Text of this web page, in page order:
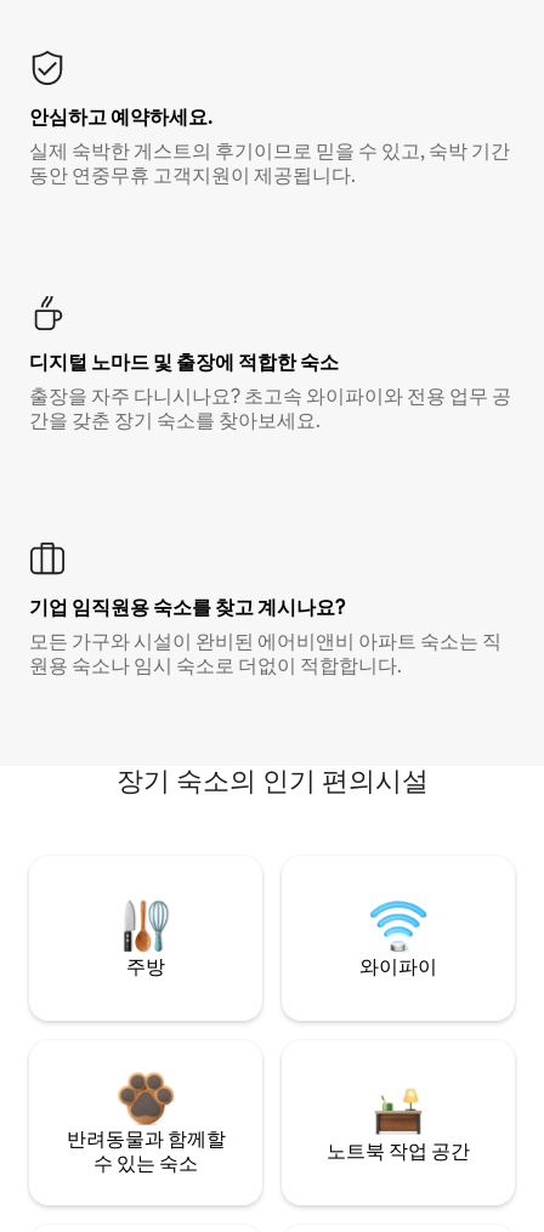
안심하고 예약하세요.
실제 숙박한 게스트의 후기이므로 믿을 수 있고, 숙박 기간
동안 연중무휴 고객지원이 제공됩니다.
디지털 노마드 및 출장에 적합한 숙소
출장을 자주 다니시나요? 초고속 와이파이와 전용 업무 공
간을 갖춘 장기 숙소를 찾아보세요.
기업 임직원용 숙소를 찾고 계시나요?
모든 가구와 시설이 완비된 에어비앤비 아파트 숙소는 직
원용 숙소나 임시 숙소로 더없이 적합합니다.
장기 숙소의 인기 편의시설
주방 와이파이
반려동물과 함께할
수 있는 숙소
노트북 작업 공간